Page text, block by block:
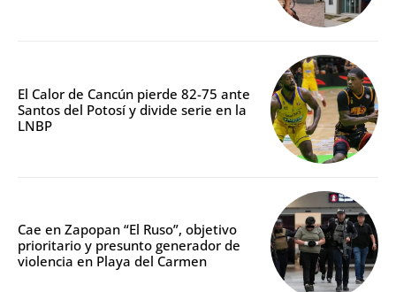
El Calor de Cancún pierde 82-75 ante
Santos del Potosí y divide serie en la
LNBP
Cae en Zapopan “El Ruso”, objetivo
prioritario y presunto generador de
violencia en Playa del Carmen